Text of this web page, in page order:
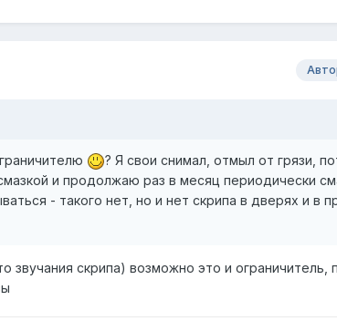
? Я свои снимал, отмыл от грязи,
и продолжаю раз в месяц периодически
- такого нет, но и нет скрипа в дверях и в
звучания скрипа) возможно это и ограничитель,